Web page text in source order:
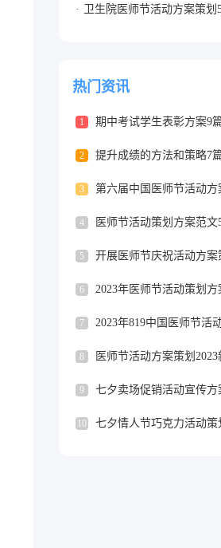
卫生院医师节活动方案策划
热门资讯
1 期中考试学生表彰方案9
2 提升成绩的方法和策略7
3 第六届中国医师节活动方
4 医师节活动策划方案范文
5 开展医师节庆祝活动方案
6 2023年医师节活动策划
7 2023年819中国医师节活
8 医师节活动方案策划
9 七夕卖场促销活动宣传方
10